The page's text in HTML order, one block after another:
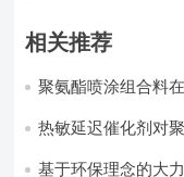
相关推荐
聚氨酯喷涂组合料
热敏延迟催化剂对
基于环保理念的大